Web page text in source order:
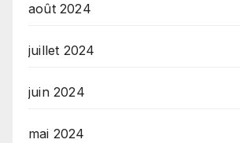
août 2024
juillet 2024
juin 2024
mai 2024